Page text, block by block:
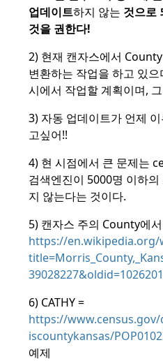
업데이트하지 않는 것으로
것을 권한다!
2) 현재 캔자스에서
변환하는 작업을 하고 있
시에서 작업할 계획이며,
3) 자동 업데이트가 언제
고싶어!!
4) 현 시점에서 큰 문제는
검색엔진이 5000명 이하
지 않는다는 것이다.
5) 캔자스 주의 County에
https://en.wikipedia.org/
6) CATHY =
https://
iscountykansas/
예제